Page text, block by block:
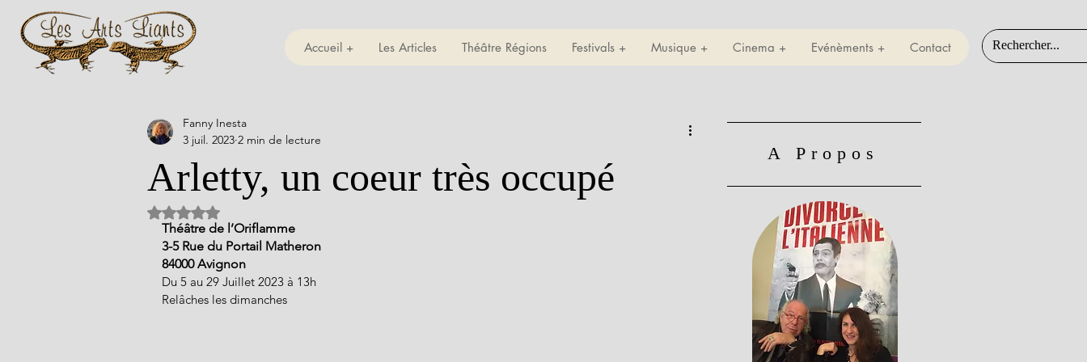
Accueil + Les Articles Théâtre Régions Festivals + Musique + Cinema + Evénèments + Contact
Arletty, un coeur très occupé
Fanny Inesta
3 juil. 2023 2 min de lecture
Noté NaN étoiles sur 5.
Théâtre de l’Oriflamme
3-5 Rue du Portail Matheron
84000 Avignon
Du 5 au 29 Juillet 2023 à 13h
Relâches les dimanches
A Propos